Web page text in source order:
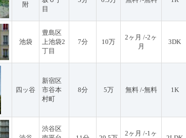
附
目
池袋
豊島区
上池袋2
丁目
7分 10万
2ヶ月 /-2ヶ
月
3DK
四ッ谷
新宿区
市谷本
村町
8分 5万 無料 /-無料 1K
渋谷区
2ヶ月 /-1ヶ